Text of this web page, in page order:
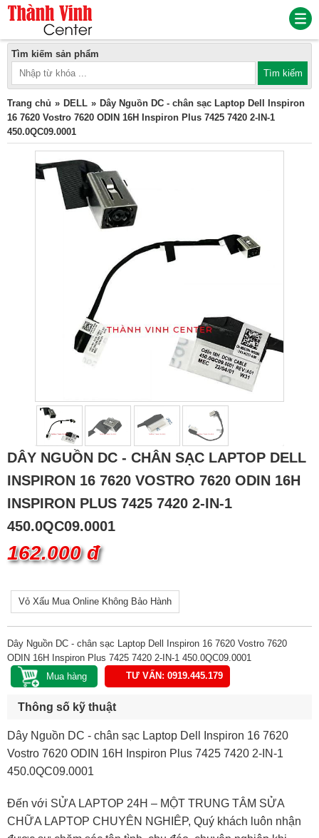
Tìm kiếm sản phẩm
Trang chủ DELL
Dây Nguồn DC - chân sạc Laptop Dell Inspiron
16 7620 Vostro 7620 ODIN 16H Inspiron Plus 7425 7420 2-IN-1
450.0QC09.0001
DÂY NGUỒN DC - CHÂN SẠC LAPTOP DELL
INSPIRON 16 7620 VOSTRO 7620 ODIN 16H
INSPIRON PLUS 7425 7420 2-IN-1
450.0QC09.0001
162.000 đ
Vỏ Xấu Mua Online Không Bảo Hành
Dây Nguồn DC - chân sạc Laptop Dell Inspiron 16 7620 Vostro 7620
ODIN 16H Inspiron Plus 7425 7420 2-IN-1 450.0QC09.0001
TƯ VẤN: 0919.445.179
Thông số kỹ thuật
Dây Nguồn DC - chân sạc Laptop Dell Inspiron 16 7620
Vostro 7620 ODIN 16H Inspiron Plus 7425 7420 2-IN-1
450.0QC09.0001
Đến với SỬA LAPTOP 24H – MỘT TRUNG TÂM SỬA
CHỮA LAPTOP CHUYÊN NGHIÊP, Quý khách luôn nhận